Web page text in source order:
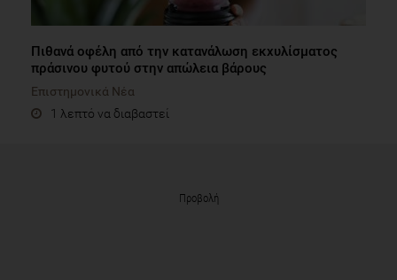
Πιθανά οφέλη από την κατανάλωση εκχυλίσματος
πράσινου φυτού στην απώλεια βάρους
Επιστημονικά Νέα
1 λεπτό να διαβαστεί
Προβολή